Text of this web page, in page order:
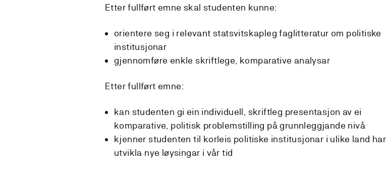
Etter fullført emne skal studenten kunne:
orientere seg i relevant statsvitskapleg faglitteratur om politiske
institusjonar
gjennomføre enkle skriftlege, komparative analysar
Etter fullført emne:
kan studenten gi ein individuell, skriftleg presentasjon av ei
komparative, politisk problemstilling på grunnleggjande nivå
kjenner studenten til korleis politiske institusjonar i ulike land har
utvikla nye løysingar i vår tid